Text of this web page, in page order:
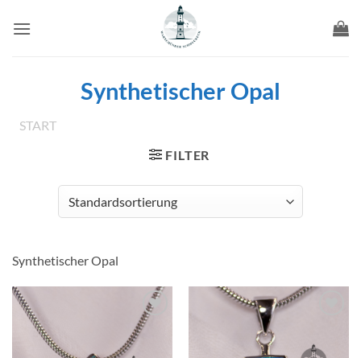
Inhalt
Synthetischer Opal
START
FILTER
Synthetischer Opal
Wunschliste